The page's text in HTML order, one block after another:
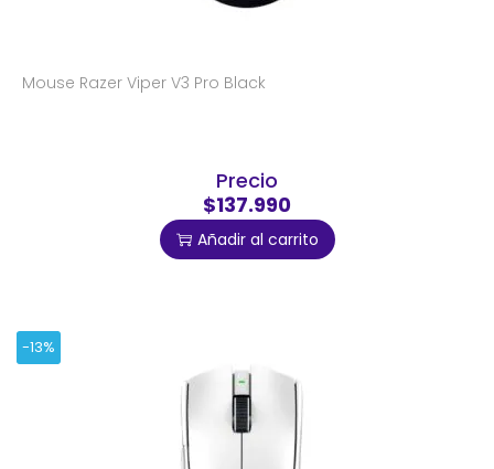
Mouse Razer Viper V3 Pro Black
Precio
$137.990
Añadir al carrito
-13%